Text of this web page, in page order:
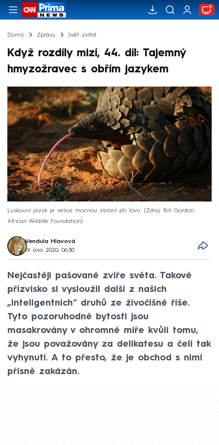
Domů Zprávy Svět zvířat
Když rozdíly mizí, 44. díl: Tajemný
hmyzožravec s obřím jazykem
Luskouní jazyk je velice mocnou zbraní při lovu.
Zdroj: Bill Gordon
African Wildlife Foundation
Vendula Hlavová
19. úno 2020, 06:30
Nejčastěji pašované zvíře světa. Takové
přízvisko si vysloužil další z našich
„inteligentních“ druhů ze živočišné říše.
Tyto pozoruhodné bytosti jsou
masakrovány v ohromné míře kvůli tomu,
že jsou považovány za delikatesu a čelí tak
vyhynutí. A to přesto, že je obchod s nimi
přísně zakázán.